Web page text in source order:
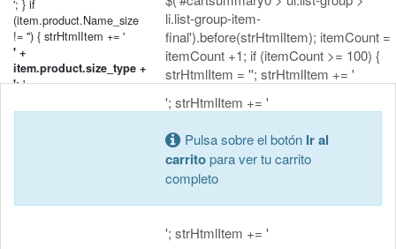
'; } if
(item.product.Name_size
!= '') { strHtmlItem += '
' +
item.product.size_type +
':'+
'; } if
(item.product.Name_classification
item.product.classification_type
item.product.Name_classification
li.list-group-item-
final').before(strHtmlItem); itemCount =
itemCount +1; if (itemCount >= 100) {
strHtmlItem = ''; strHtmlItem += '
'; strHtmlItem += '
Pulsa sobre el botón Ir al
carritopara ver tu carrito
completo
'; strHtmlItem += '